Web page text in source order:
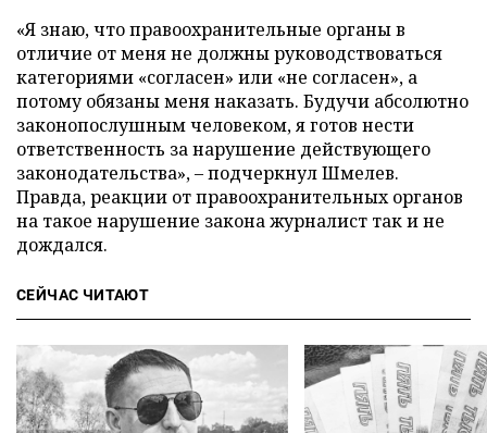
«Я знаю, что правоохранительные органы в
отличие от меня не должны руководствоваться
категориями «согласен» или «не согласен», а
потому обязаны меня наказать. Будучи абсолютно
законопослушным человеком, я готов нести
ответственность за нарушение действующего
законодательства», – подчеркнул Шмелев.
Правда, реакции от правоохранительных органов
на такое нарушение закона журналист так и не
дождался.
СЕЙЧАС ЧИТАЮТ